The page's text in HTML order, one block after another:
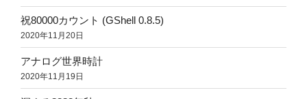
祝80000カウント (GShell 0.8.5)
2020年11月20日
アナログ世界時計
2020年11月19日